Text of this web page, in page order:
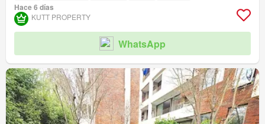
Hace 6 días
KUTT PROPERTY
WhatsApp